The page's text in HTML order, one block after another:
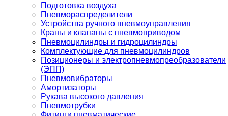
Подготовка воздуха
Пневмораспределители
Устройства ручного пневмоуправления
Краны и клапаны с пневмоприводом
Пневмоцилиндры и гидроцилиндры
Комплектующие для пневмоцилиндров
Позиционеры и электропневмопреобразователи
(ЭПП)
Пневмовибраторы
Амортизаторы
Рукава высокого давления
Пневмотрубки